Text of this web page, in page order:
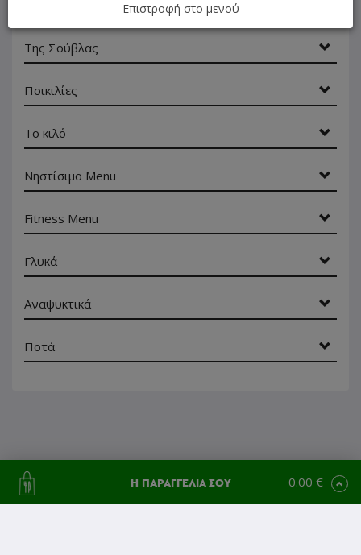
Της Σούβλας
Ποικιλίες
Το κιλό
Νηστίσιμο Menu
Fitness Menu
Γλυκά
Αναψυκτικά
Ποτά
Η ΠΑΡΑΓΓΕΛΙΑ ΣΟΥ 0.00 €
Επιστροφή στο μενού